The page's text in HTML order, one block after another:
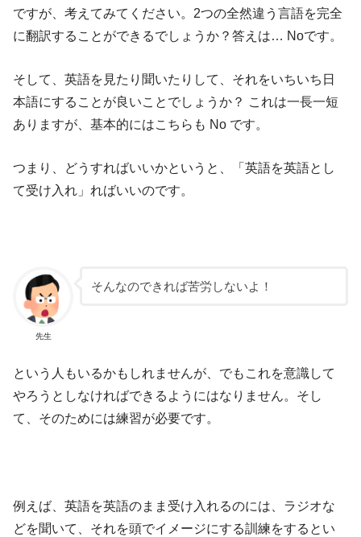
ですが、考えてみてください。2つの全然違う言語を完全
に翻訳することができるでしょうか？答えは… Noです。
そして、英語を見たり聞いたりして、それをいちいち日
本語にすることが良いことでしょうか？ これは一長一短
ありますが、基本的にはこちらも No です。
つまり、どうすればいいかというと、「英語を英語とし
て受け入れ」ればいいのです。
先生
そんなのできれば苦労しないよ！
という人もいるかもしれませんが、でもこれを意識して
やろうとしなければできるようにはなりません。そし
て、そのためには練習が必要です。
例えば、英語を英語のまま受け入れるのには、ラジオな
どを聞いて、それを頭でイメージにする訓練をするとい